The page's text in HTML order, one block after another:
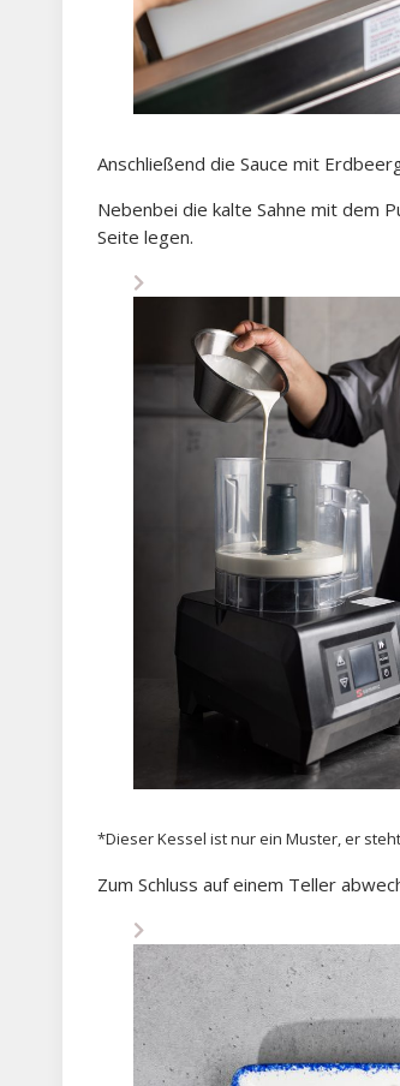
Anschließend die Sauce mit
Nebenbei die kalte Sahne mit dem
Seite legen.
*Dieser Kessel ist nur ein Muster, er
Zum Schluss auf einem Teller